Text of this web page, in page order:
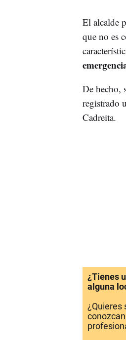
El alcalde
que no es
De hecho,
registrado
Cadreita.
¿Tienes
alguna
¿Quieres